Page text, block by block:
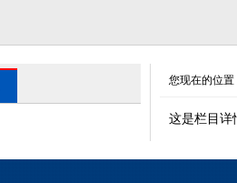
您现在的位置
这是栏目详